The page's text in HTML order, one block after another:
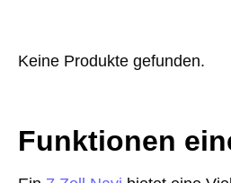
Keine Produkte gefunden.
Funktionen